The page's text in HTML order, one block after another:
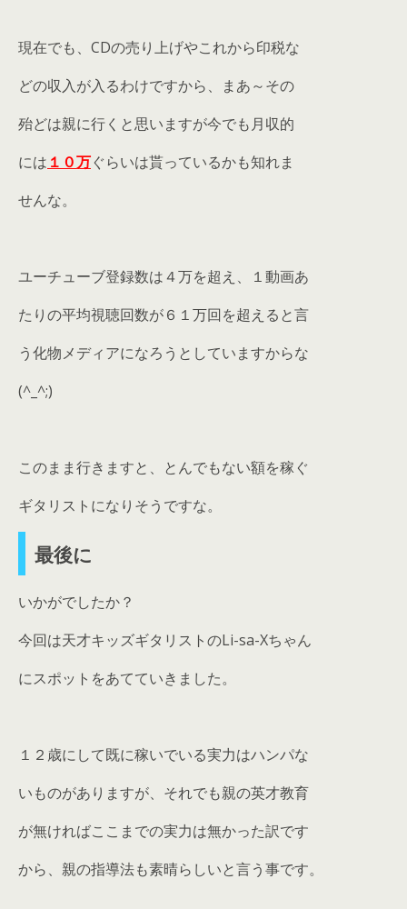
現在でも、CDの売り上げやこれから印税な
どの収入が入るわけですから、まあ～その
殆どは親に行くと思いますが今でも月収的
には １０万ぐらいは貰っているかも知れま
せんな。
ユーチューブ登録数は４万を超え、１動画あ
たりの平均視聴回数が６１万回を超えると言
う化物メディアになろうとしていますからな
(^_^;)
このまま行きますと、とんでもない額を稼ぐ
ギタリストになりそうですな。
最後に
いかがでしたか？
今回は天才キッズギタリストのLi-sa-Xちゃん
にスポットをあてていきました。
１２歳にして既に稼いでいる実力はハンパな
いものがありますが、それでも親の英才教育
が無ければここまでの実力は無かった訳です
から、親の指導法も素晴らしいと言う事です。